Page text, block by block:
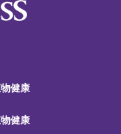
健康
健康